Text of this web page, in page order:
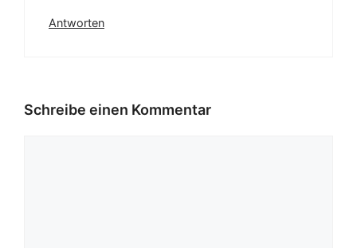
Antworten
Schreibe einen Kommentar